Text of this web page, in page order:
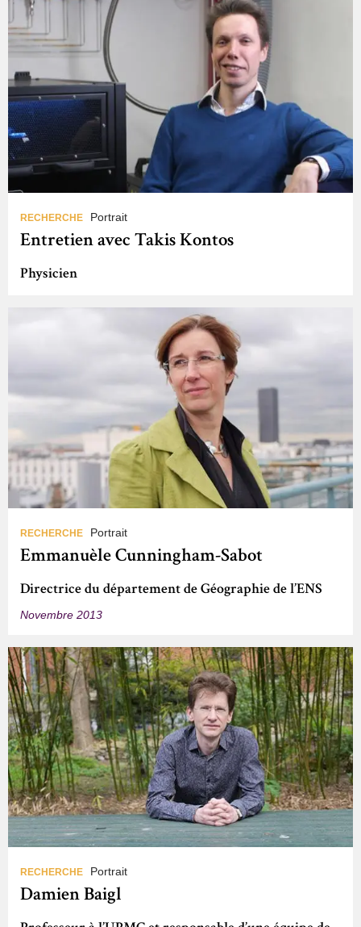
RECHERCHE Portrait
Entretien avec Takis Kontos
Physicien
RECHERCHE Portrait
Emmanuèle Cunningham-Sabot
Directrice du département de Géographie de l’ENS
Novembre 2013
RECHERCHE Portrait
Damien Baigl